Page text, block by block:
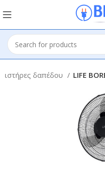
δαπέδου LIFE